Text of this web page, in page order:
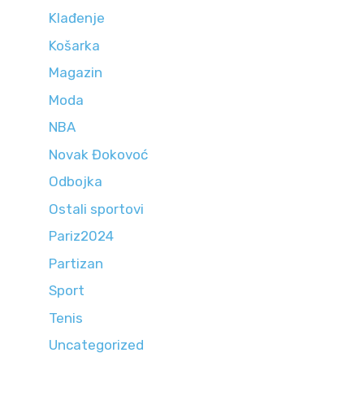
Klađenje
Košarka
Magazin
Moda
NBA
Novak Đokovoć
Odbojka
Ostali sportovi
Pariz2024
Partizan
Sport
Tenis
Uncategorized